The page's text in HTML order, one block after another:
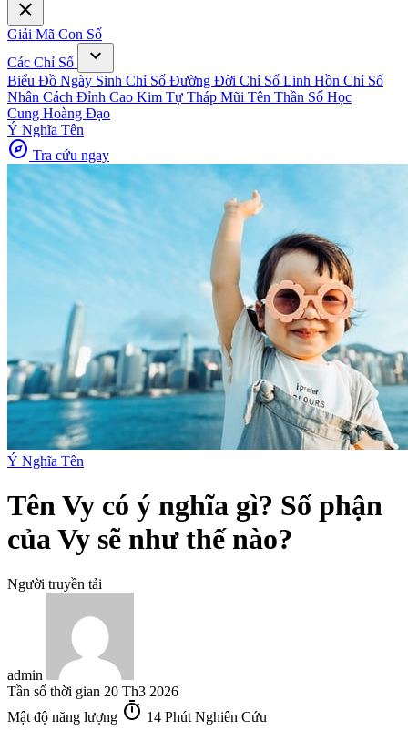
close
Giải Mã Con Số
Các Chỉ Số
expand_more
Biểu Đồ Ngày Sinh Chỉ Số Đường Đời Chỉ Số Linh Hồn Chỉ Số
Nhân Cách Đỉnh Cao Kim Tự Tháp Mũi Tên Thần Số Học
Cung Hoàng Đạo
Ý Nghĩa Tên
explore Tra cứu ngay
Ý Nghĩa Tên
Tên Vy có ý nghĩa gì? Số phận
của Vy sẽ như thế nào?
Người truyền tải
admin
Tần số thời gian 20 Th3 2026
Mật độ năng lượng timer 14 Phút Nghiên Cứu